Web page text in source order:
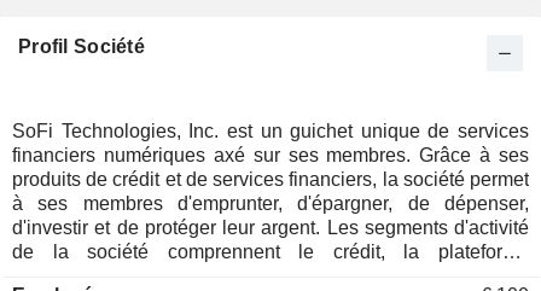
Chypre
0,03 %
Italie
0,02 %
Luxembourg
0,02 %
Israël
0,02 %
Hong Kong
0,01 %
Profil Société
SoFi Technologies, Inc. est un guichet unique de services
financiers numériques axé sur ses membres. Grâce à ses
produits de crédit et de services financiers, la société permet
à ses membres d'emprunter, d'épargner, de dépenser,
d'investir et de protéger leur argent. Les segments d'activité
de la société comprennent le crédit, la plateforme